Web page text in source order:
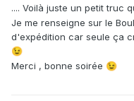
Après je ne saurai t'en
Mais peut-être que
Bonne soirée.
.... Voilà juste un petit truc
Je me renseigne sur le
d'expédition car seule ça
😉
Merci , bonne soirée 😉